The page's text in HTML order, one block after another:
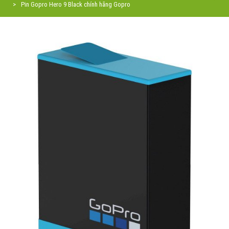
Pin Gopro Hero 9 Black chính hãng Gopro